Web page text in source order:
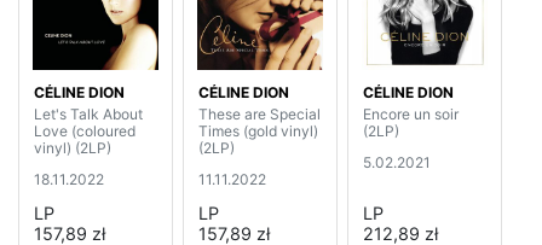
CÉLINE DION
Let's Talk About
Love (coloured
vinyl) (2LP)
18.11.2022
LP
157,89 zł
CÉLINE DION
These are Special
Times (gold vinyl)
(2LP)
11.11.2022
LP
157,89 zł
CÉLINE DION
Encore un soir
(2LP)
5.02.2021
LP
212,89 zł